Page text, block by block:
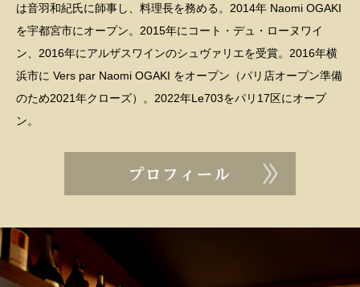
は音羽和紀氏に師事し、料理長を務める。2014年 Naomi OGAKI
を宇都宮市にオープン。2015年にコート・デュ・ローヌワイ
ン、2016年にアルザスワインのシュヴァリエを受賞。2016年横
浜市に Vers par Naomi OGAKI をオープン（パリ店オープン準備
のため2021年クローズ）。2022年Le703をパリ17区にオープ
ン。